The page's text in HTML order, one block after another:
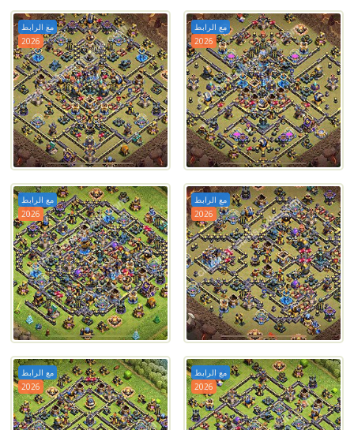
مع الرابط
2026
مع الرابط
2026
مع الرابط
2026
مع الرابط
2026
مع الرابط
2026
مع الرابط
2026